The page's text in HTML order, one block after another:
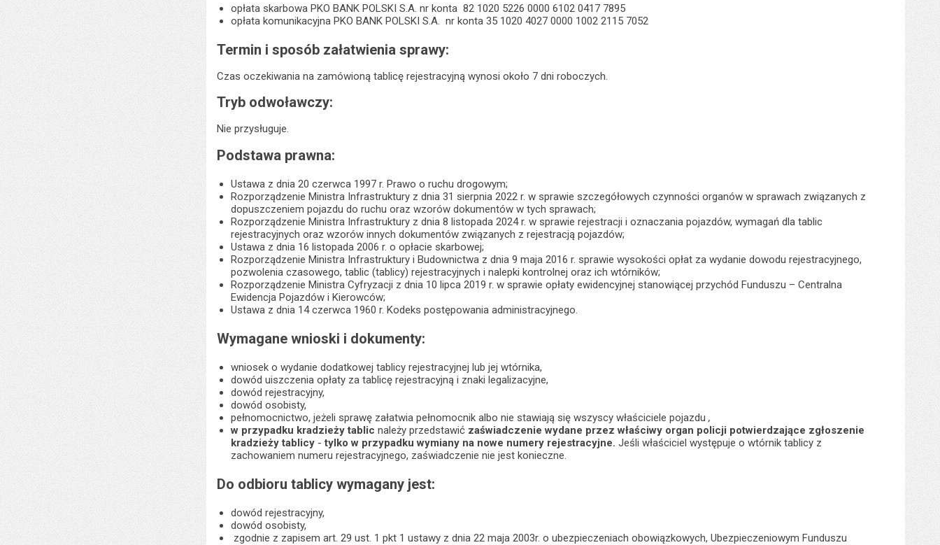
opłata skarbowa PKO BANK POLSKI S.A. nr konta 82 1020 5226 0000 6102 0417 7895
opłata komunikacyjna PKO BANK POLSKI S.A. nr konta 35 1020 4027 0000 1002 2115 7052
Termin i sposób załatwienia sprawy:
Czas oczekiwania na zamówioną tablicę rejestracyjną wynosi około 7 dni roboczych.
Tryb odwoławczy:
Nie przysługuje.
Podstawa prawna:
Ustawa z dnia 20 czerwca 1997 r. Prawo o ruchu drogowym;
Rozporządzenie Ministra Infrastruktury z dnia 31 sierpnia 2022 r. w sprawie szczegółowych czynności organów w sprawach związanych z
dopuszczeniem pojazdu do ruchu oraz wzorów dokumentów w tych sprawach;
Rozporządzenie Ministra Infrastruktury z dnia 8 listopada 2024 r. w sprawie rejestracji i oznaczania pojazdów, wymagań dla tablic
rejestracyjnych oraz wzorów innych dokumentów związanych z rejestracją pojazdów;
Ustawa z dnia 16 listopada 2006 r. o opłacie skarbowej;
Rozporządzenie Ministra Infrastruktury i Budownictwa z dnia 9 maja 2016 r. sprawie wysokości opłat za wydanie dowodu rejestracyjnego,
pozwolenia czasowego, tablic (tablicy) rejestracyjnych i nalepki kontrolnej oraz ich wtórników;
Rozporządzenie Ministra Cyfryzacji z dnia 10 lipca 2019 r. w sprawie opłaty ewidencyjnej stanowiącej przychód Funduszu – Centralna
Ewidencja Pojazdów i Kierowców;
Ustawa z dnia 14 czerwca 1960 r. Kodeks postępowania administracyjnego.
Wymagane wnioski i dokumenty:
wniosek o wydanie dodatkowej tablicy rejestracyjnej lub jej wtórnika,
dowód uiszczenia opłaty za tablicę rejestracyjną i znaki legalizacyjne,
dowód rejestracyjny,
dowód osobisty,
pełnomocnictwo, jeżeli sprawę załatwia pełnomocnik albo nie stawiają się wszyscy właściciele pojazdu ,
w przypadku kradzieży tablic należy przedstawić zaświadczenie wydane przez właściwy organ policji potwierdzające zgłoszenie
kradzieży tablicy -tylko w przypadku wymiany na nowe numery rejestracyjne. Jeśli właściciel występuje o wtórnik tablicy z
zachowaniem numeru rejestracyjnego, zaświadczenie nie jest konieczne.
Do odbioru tablicy wymagany jest:
dowód rejestracyjny,
dowód osobisty,
zgodnie z zapisem art. 29 ust. 1 pkt 1 ustawy z dnia 22 maja 2003r. o ubezpieczeniach obowiązkowych, Ubezpieczeniowym Funduszu